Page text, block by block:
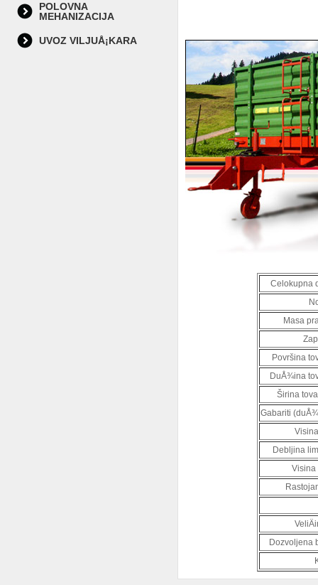
POLOVNA
MEHANIZACIJA
UVOZ VILJUÅ¡KARA
Celokupna
Masa
Površina
DuÅ¾ina
Širina
Gabariti
Debljina
Visina
Dozvoljena